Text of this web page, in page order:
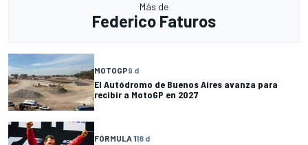
Más de
Federico Faturos
MOTOGP9 d
El Autódromo de Buenos Aires avanza para
recibir a MotoGP en 2027
FÓRMULA 118 d